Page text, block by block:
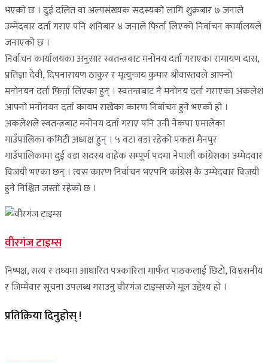
भएको छ । दुई दलित वा अल्पसंख्यक सदस्यको लागि शुक्रबार ७ जनाले
उम्मेदवार दर्ता गराए पनि शनिबार ४ जनाले फिर्ता लिएको निर्वाचन कार्यालयले
जनाएको छ ।
निर्वाचन कार्यालयका अनुसार स्वतन्त्रबाट मनोनय दर्ता गराएका रामायण दास,
प्रतिज्ञा देवी, दिपनारायण ठाकुर र मृत्युन्जय कुमार श्रीवास्तवले आफ्नो
मनोनयन दर्ता फिर्ता लिएका हुन् । स्वतन्त्रबाट नै मनोनय दर्ता गराएका अकलेश
आफ्नो मनोनयन दर्ता कायम राखेका कारण निर्वाचन हुने भएको हो ।
अकलेशले स्वतन्त्रबाट मनोनय दर्ता गराए पनि उनी नेकपा एमालेका
गाउँपालिका कमिटी अध्यक्ष हुन् । ५ वटा वडा रहेको पकहा मैनपुर
गाउँपालिकामा दुई वडा सदस्य वाहेक सम्पूर्ण पदमा नेपाली कांग्रेसका उम्मेदवार
विजयी भएका छन् । त्यस कारण निर्वाचन भएपनि कांग्रेस कै उम्मेदवार विजयी
हुने निश्चित जस्तो रहेको छ ।
वीरगंज टाइम्स
निष्पक्ष, सत्य र तथ्यमा आधारित पत्रकारिता मार्फत पाठकलाई छिटो, विश्वसनीय
र जिम्मेवार सूचना उपलब्ध गराउनु वीरगंज टाइम्सको मूल उद्देश्य हो ।
प्रतिक्रिया दिनुहोस् !